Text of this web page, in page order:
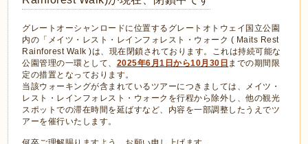
グレートオーシャンロードに位置するグレートオトウェイ国立公園
内の「メイツ・レスト・レインフォレスト・ウォーク ( Maits Rest
Rainforest Walk )は、現在閉鎖されております。これは持続可能な
公園管理の一環として、 2025年6月1日から10月30日 までの期間限
定の措置となっております。
当該ウォーキングが含まれているツアーにつきましては、メイツ・
レスト・レインフォレスト・ウォークを行程から除外し、他の観光
スポットでの滞在時間を延ばすなど、内容を一部調整したうえでツ
アーを催行いたします。